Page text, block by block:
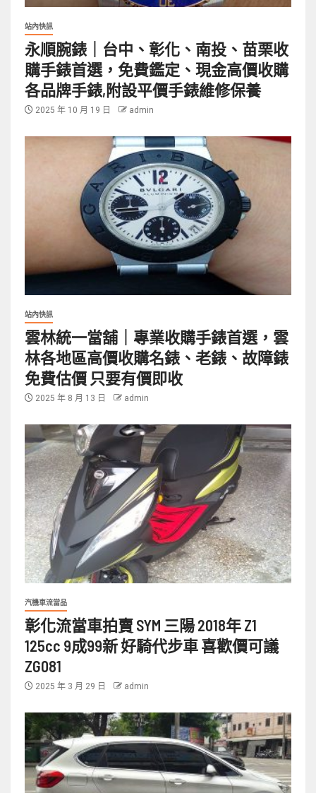
站內快訊
永順腕錶｜台中、彰化、南投、苗栗收
購手錶首選，免費鑑定、現金高價收購
各品牌手錶,附設平價手錶維修保養
2025 年 10 月 19 日 admin
站內快訊
雲林統一當舖｜專業收購手錶首選，雲
林各地區高價收購名錶、老錶、故障錶
免費估價 只要有價即收
2025 年 8 月 13 日 admin
汽機車流當品
彰化流當車拍賣 SYM 三陽 2018年 Z1
125cc 9成99新 好騎代步車 喜歡價可議
ZG081
2025 年 3 月 29 日 admin